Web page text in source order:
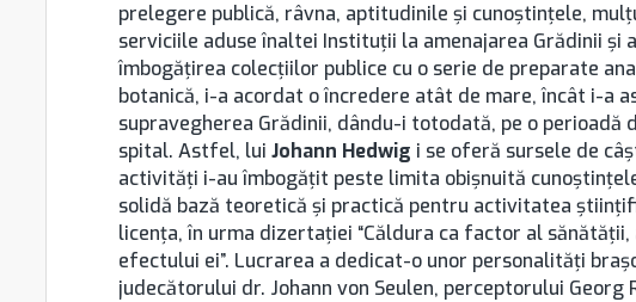
prelegere publică, râvna, aptitudinile şi cunoştinţele,
serviciile aduse înaltei Instituţii la amenajarea Grădinii şi
îmbogăţirea colecţiilor publice cu o serie de preparate
botanică, i-a acordat o încredere atât de mare, încât i-a
supravegherea Grădinii, dându-i totodată, pe o perioadă
spital. Astfel, lui Johann Hedwig i se oferă sursele de
activităţi i-au îmbogăţit peste limita obişnuită
solidă bază teoretică şi practică pentru activitatea
licenţa, în urma dizertaţiei “Căldura ca factor al
efectului ei”. Lucrarea a dedicat-o unor personalităţi
judecătorului dr. Johann von Seulen, perceptorului Georg